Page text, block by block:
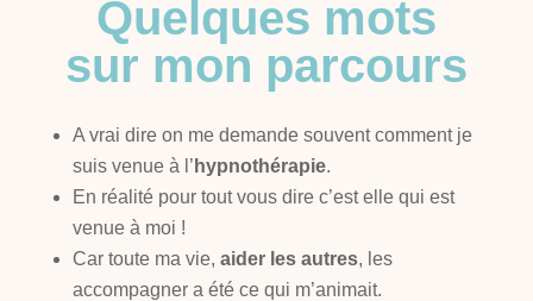
Quelques mots
sur mon parcours
A vrai dire on me demande souvent comment je
suis venue à l’ hypnothérapie.
En réalité pour tout vous dire c’est elle qui est
venue à moi !
Car toute ma vie, aider les autres, les
accompagner a été ce qui m’animait.